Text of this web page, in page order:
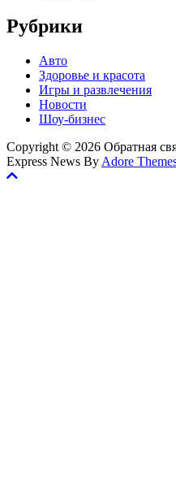
Рубрики
Авто
Здоровье и красота
Игры и развлечения
Новости
Шоу-бизнес
Copyright © 2026 Обратная
Express News By Adore